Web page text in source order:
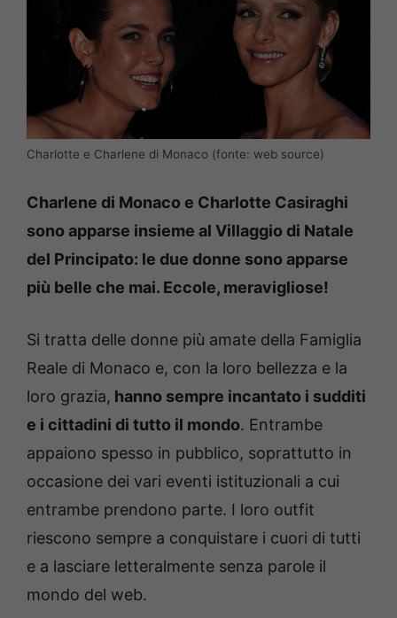
Charlotte e Charlene di Monaco (fonte: web source)
Charlene di Monaco e Charlotte Casiraghi
sono apparse insieme al Villaggio di Natale
del Principato: le due donne sono apparse
più belle che mai. Eccole, meravigliose!
Si tratta delle donne più amate della Famiglia
Reale di Monaco e, con la loro bellezza e la
loro grazia, hanno sempre incantato i sudditi
e i cittadini di tutto il mondo. Entrambe
appaiono spesso in pubblico, soprattutto in
occasione dei vari eventi istituzionali a cui
entrambe prendono parte. I loro outfit
riescono sempre a conquistare i cuori di tutti
e a lasciare letteralmente senza parole il
mondo del web.